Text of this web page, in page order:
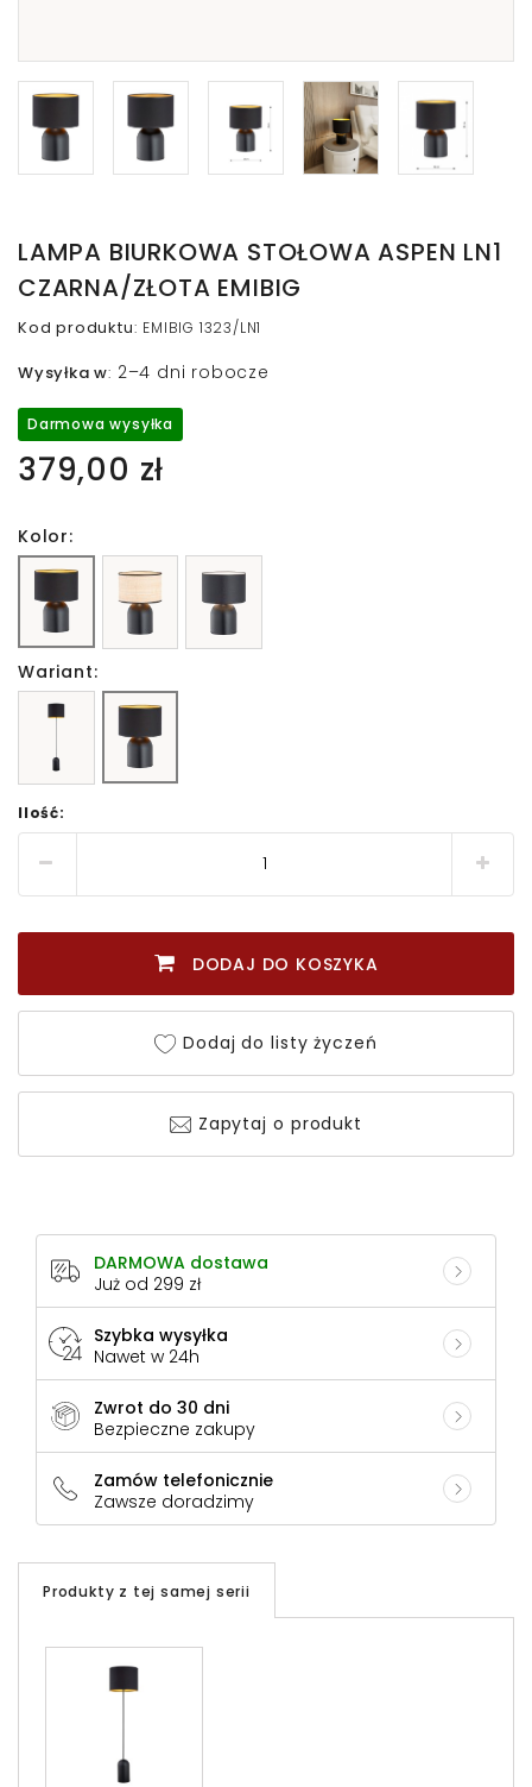
LAMPA BIURKOWA STOŁOWA ASPEN LN1
CZARNA/ZŁOTA EMIBIG
Kod produktu: EMIBIG 1323/LN1
Wysyłka w: 2–4 dni robocze
Darmowa wysyłka
379,00 zł
Kolor:
Wariant:
Ilość:
DODAJ DO KOSZYKA
Dodaj do listy życzeń
Zapytaj o produkt
DARMOWA dostawa
Już od 299 zł
Szybka wysyłka
Nawet w 24h
Zwrot do 30 dni
Bezpieczne zakupy
Zamów telefonicznie
Zawsze doradzimy
Produkty z tej samej serii